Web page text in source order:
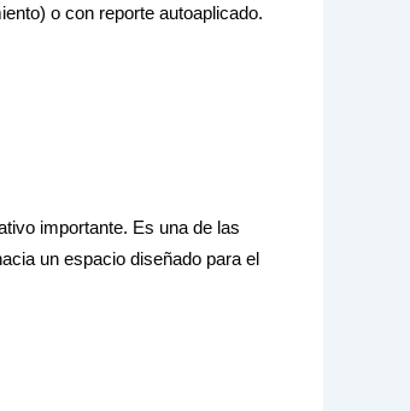
o con reporte autoaplicado.
importante. Es una de las
un espacio diseñado para el